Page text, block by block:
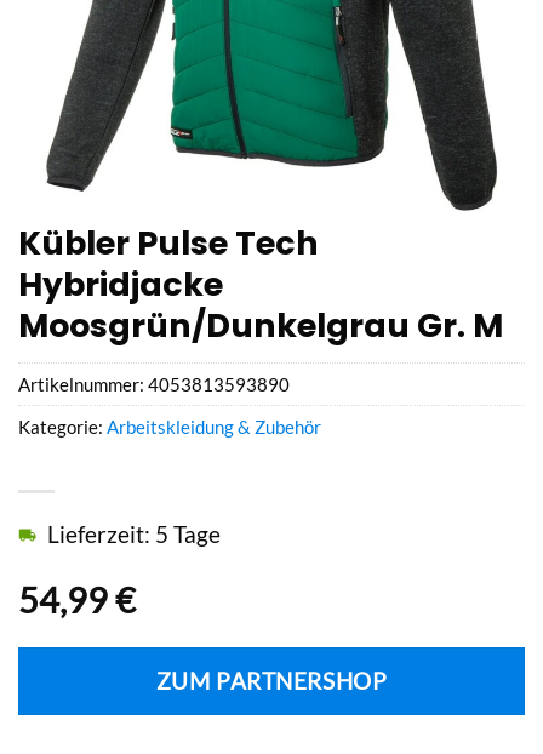
Kübler Pulse Tech
Hybridjacke
Moosgrün/Dunkelgrau Gr. M
54,99€
Lieferzeit: 5 Tage
ZUM PARTNERSHOP
Artikelnummer: 4053813593890
Kategorie: Arbeitskleidung & Zubehör